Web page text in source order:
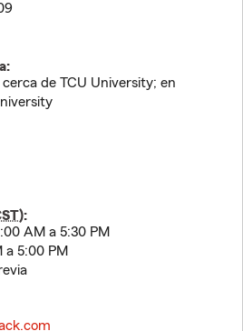
de TCU University; en
):
AM a 5:30 PM
a 5:00 PM